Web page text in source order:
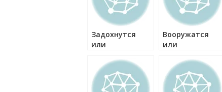
Задохнутся
или
как правильно?
Вооружатся
или
как правильно?